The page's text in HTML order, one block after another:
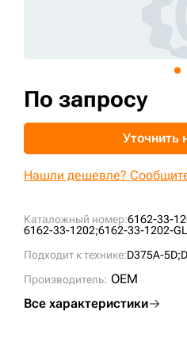
Каталожный номер:6162-33-
6162-33-1202;6162-33-1202-
Подходит к технике:D375A-5D;
Производитель: OEM
Все характеристики
По запросу
Уточнить
Нашли дешевле?
sksale@skdst.ru
+7 (499) 394-50-93